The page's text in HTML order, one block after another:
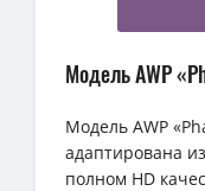
Модель AWP
Модель AWP
адаптирована
полном HD